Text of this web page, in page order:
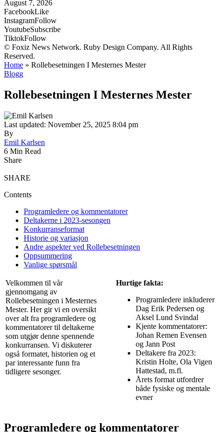
August 7, 2026
FacebookLike
InstagramFollow
YoutubeSubscribe
TiktokFollow
© Foxiz News Network. Ruby Design Company. All Rights
Reserved.
Home » Rollebesetningen I Mesternes Mester
Blogg
Rollebesetningen I Mesternes Mester
Last updated: November 25, 2025 8:04 pm
By
Emil Karlsen
6 Min Read
Share
SHARE
Contents
Programledere og kommentatorer
Deltakerne i 2023-sesongen
Konkurranseformat
Historie og variasjon
Andre aspekter ved Rollebesetningen
Oppsummering
Vanlige spørsmål
Velkommen til vår
gjennomgang av
Rollebesetningen i Mesternes
Mester. Her gir vi en oversikt
over alt fra programledere og
kommentatorer til deltakerne
som utgjør denne spennende
konkurransen. Vi diskuterer
også formatet, historien og et
par interessante funn fra
tidligere sesonger.
Hurtige fakta:
Programledere inkluderer
Dag Erik Pedersen og
Aksel Lund Svindal
Kjente kommentatorer:
Johan Remen Evensen
og Jann Post
Deltakere fra 2023:
Kristin Holte, Ola Vigen
Hattestad, m.fl.
Årets format utfordrer
både fysiske og mentale
evner
Programledere og kommentatorer